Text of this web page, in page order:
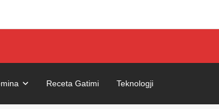
Receta Gatimi Teknologji